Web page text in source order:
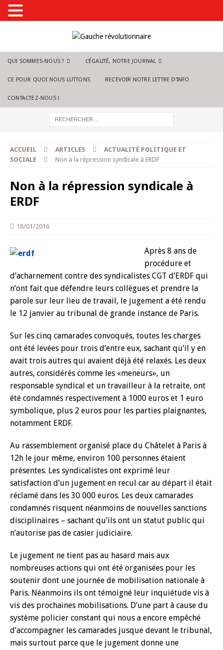
QUI SOMMES-NOUS ? L’ÉGALITÉ, NOTRE JOURNAL
CE POUR QUOI NOUS LUTTONS RECEVOIR NOTRE LETTRE D’INFO
CONTACTEZ-NOUS !
ACCUEIL ARTICLES
ACTUALITÉ POLITIQUE ET
SOCIALE
Non à la répression syndicale à ERDF
Non à la répression syndicale à
ERDF
18/01/2016
Après 8 ans de
procédure et
d’acharnement contre des syndicalistes CGT d’ERDF qui
n’ont fait que défendre leurs collègues et prendre la
parole sur leur lieu de travail, le jugement a été rendu
le 12 janvier au tribunal de grande instance de Paris.
Sur les cinq camarades convoqués, toutes les charges
ont été levées pour trois d’entre eux, sachant qu’il y en
avait trois autres qui avaient déjà été relaxés. Les deux
autres, considérés comme les «meneurs», un
responsable syndical et un travailleur à la retraite, ont
été condamnés respectivement à 1000 euros et 1 euro
symbolique, plus 2 euros pour les parties plaignantes,
notamment ERDF.
Au rassemblement organisé place du Châtelet à Paris à
12h le jour même, environ 100 personnes étaient
présentes. Les syndicalistes ont exprimé leur
satisfaction d’un jugement en recul car au départ il était
réclamé dans les 30 000 euros. Les deux camarades
condamnés risquent néanmoins de nouvelles sanctions
disciplinaires – sachant qu’ils ont un statut public qui
n’autorise pas de casier judiciaire.
Le jugement ne tient pas au hasard mais aux
nombreuses actions qui ont été organisées pour les
soutenir dont une journée de mobilisation nationale à
Paris. Néanmoins ils ont témoigné leur inquiétude vis à
vis des prochaines mobilisations. D’une part à cause du
système policier constant qui nous a encore empêché
d’accompagner les camarades jusque devant le tribunal,
mais surtout parce que le jugement donne une